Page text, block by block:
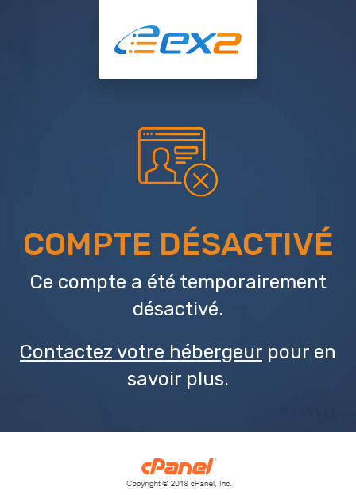
COMPTE DÉSACTIVÉ
Ce compte a été temporairement
désactivé.
Contactez votre hébergeur pour en
savoir plus.